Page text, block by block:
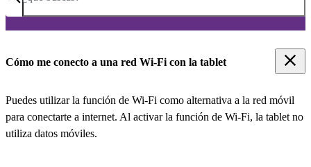
Cómo me conecto a una red Wi-Fi con la tablet
Puedes utilizar la función de Wi-Fi como alternativa a la red móvil
para conectarte a internet. Al activar la función de Wi-Fi, la tablet no
utiliza datos móviles.